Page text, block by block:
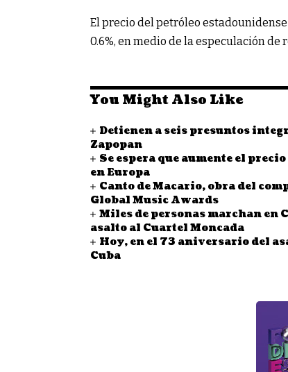
El precio del petróleo
0.6%, en medio de la especulación de
You Might Also Like
Detienen a seis presuntos
Zapopan
Se espera que aumente el
en Europa
Canto de Macario, obra del
Global Music Awards
Miles de personas marchan en
asalto al Cuartel Moncada
Hoy, en el 73 aniversario del
Cuba